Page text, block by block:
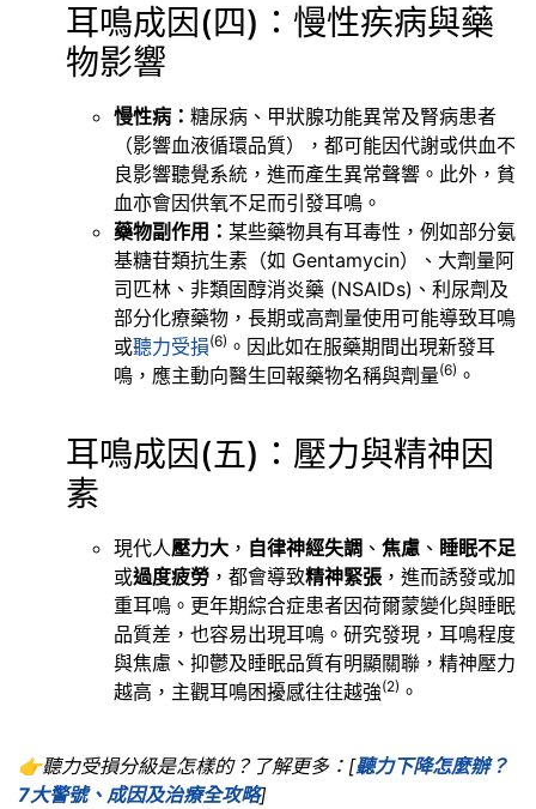
耳鳴成因(四)：慢性疾病與藥
物影響
慢性病： 糖尿病、甲狀腺功能異常及腎病患者
（影響血液循環品質），都可能因代謝或供血不
良影響聽覺系統，進而產生異常聲響。此外，貧
血亦會因供氧不足而引發耳鳴。
藥物副作用： 某些藥物具有耳毒性，例如部分氨
基糖苷類抗生素（如 Gentamycin）、大劑量阿
司匹林、非類固醇消炎藥 (NSAIDs)、利尿劑及
部分化療藥物，長期或高劑量使用可能導致耳鳴
或聽力受損(6) 。因此如在服藥期間出現新發耳
鳴，應主動向醫生回報藥物名稱與劑量(6) 。
耳鳴成因(五)：壓力與精神因
素
現代人壓力大 ， 自律神經失調 、 焦慮 、 睡眠不足
或過度疲勞 ，都會導致精神緊張 ，進而誘發或加
重耳鳴。更年期綜合症患者因荷爾蒙變化與睡眠
品質差，也容易出現耳鳴。研究發現，耳鳴程度
與焦慮、抑鬱及睡眠品質有明顯關聯，精神壓力
越高，主觀耳鳴困擾感往往越強(2) 。
👉聽力受損分級是怎樣的？了解更多：[聽力下降怎麼辦？
7大警號、成因及治療全攻略]